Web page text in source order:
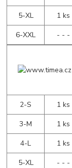
5-XL
1 ks
6-XXL
- - -
2-S
1 ks
3-M
1 ks
4-L
1 ks
5-XL
- - -